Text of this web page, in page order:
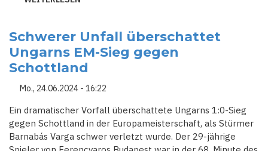
ÜBERRASCHENDER
BESUCH
BEI
SELENSKYJ
IN
KIEW
Schwerer Unfall überschattet
Ungarns EM-Sieg gegen
Schottland
Mo., 24.06.2024 - 16:22
Ein dramatischer Vorfall überschattete Ungarns 1:0-Sieg
gegen Schottland in der Europameisterschaft, als Stürmer
Barnabás Varga schwer verletzt wurde. Der 29-jährige